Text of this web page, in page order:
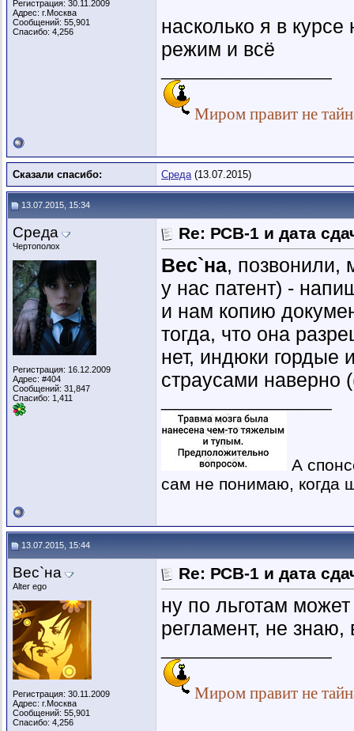
Регистрация: 30.11.2009
Адрес: г.Москва
Сообщений: 55,901
Спасибо: 4,256
насколько я в
режим и всё
Миром правит не
Сказали спасибо: Среда(13.07.2015)
13.07.2015, 15:34
Среда
Чертополох
Регистрация: 16.12.2009
Адрес: #404
Сообщений: 31,847
Спасибо: 1,411
Re: РСВ-1 и дата
Вес`на, позвонили,
у нас патент) -
и нам копию
тогда, что она
нет, индюки
страусами наверно
А
сам не понимаю, когда
13.07.2015, 15:44
Вес`на
Alter ego
Регистрация: 30.11.2009
Адрес: г.Москва
Сообщений: 55,901
Спасибо: 4,256
Re: РСВ-1 и дата
ну по льготам
регламент, не знаю,
Миром правит не